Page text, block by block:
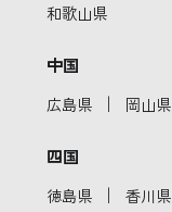
和歌山県
中国
広島県 ｜ 岡山県
四国
徳島県 ｜ 香川県